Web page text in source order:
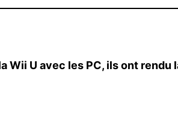
Wii U avec les PC, ils ont